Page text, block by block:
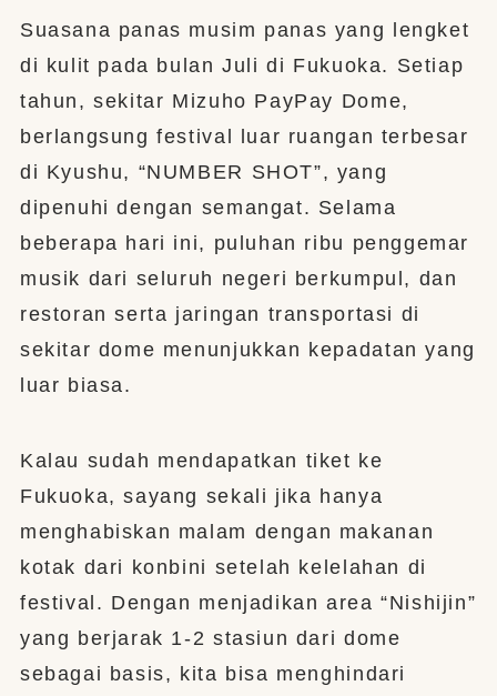
Suasana panas musim panas yang lengket
di kulit pada bulan Juli di Fukuoka. Setiap
tahun, sekitar Mizuho PayPay Dome,
berlangsung festival luar ruangan terbesar
di Kyushu, “NUMBER SHOT”, yang
dipenuhi dengan semangat. Selama
beberapa hari ini, puluhan ribu penggemar
musik dari seluruh negeri berkumpul, dan
restoran serta jaringan transportasi di
sekitar dome menunjukkan kepadatan yang
luar biasa.
Kalau sudah mendapatkan tiket ke
Fukuoka, sayang sekali jika hanya
menghabiskan malam dengan makanan
kotak dari konbini setelah kelelahan di
festival. Dengan menjadikan area “Nishijin”
yang berjarak 1-2 stasiun dari dome
sebagai basis, kita bisa menghindari